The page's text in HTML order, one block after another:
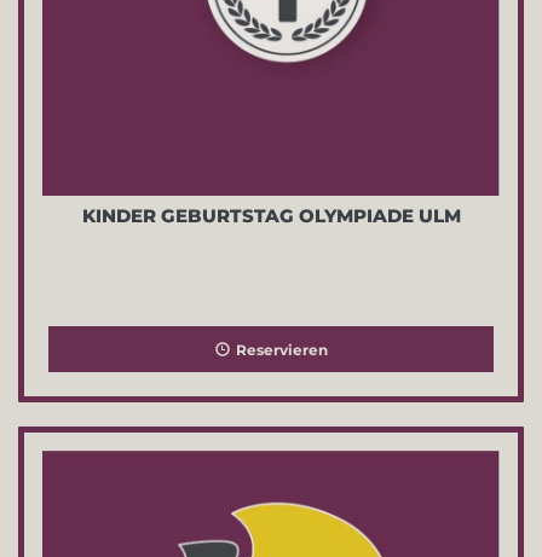
KINDER GEBURTSTAG OLYMPIADE ULM
Reservieren